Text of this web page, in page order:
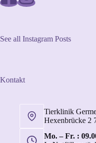
See all Instagram Posts
Kontakt
Tierklinik
Hexenbrücke 2
Mo. – Fr. :